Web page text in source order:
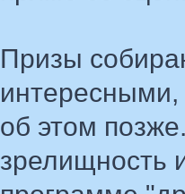
Призы
интересными,
об этом
зрелищность